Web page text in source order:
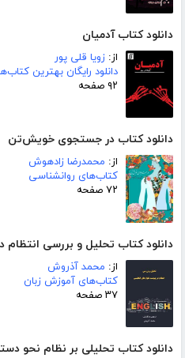
دانلود کتاب آدمیان
از: زویا قلی پور
دانلود رایگان بهترین
۹۲ صفحه
دانلود کتاب در جستجوی خویش‌تن
از: محمدرضا زادهوش
کتاب‌های روانشناسی
۷۲ صفحه
دانلود کتاب تحلیل و بررسی
از: محمد آذروش
کتاب‌های آموزش زبان
۳۷ صفحه
دانلود کتاب تحلیلی بر نظام نحو